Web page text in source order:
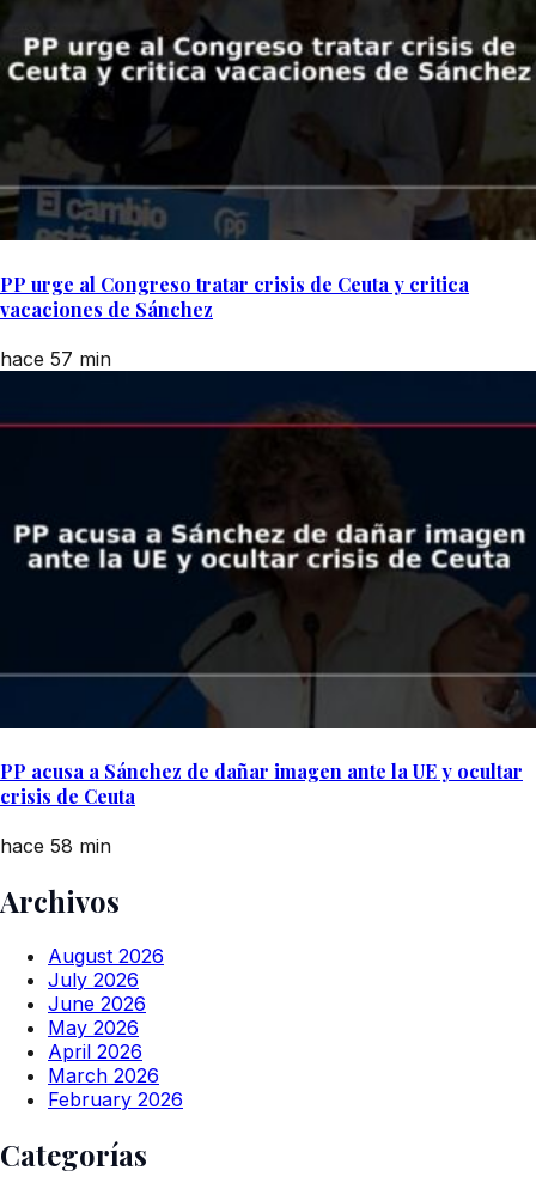
PP urge al Congreso tratar crisis de Ceuta y critica
vacaciones de Sánchez
hace 57 min
PP acusa a Sánchez de dañar imagen ante la UE y ocultar
crisis de Ceuta
hace 58 min
Archivos
August 2026
July 2026
June 2026
May 2026
April 2026
March 2026
February 2026
Categorías